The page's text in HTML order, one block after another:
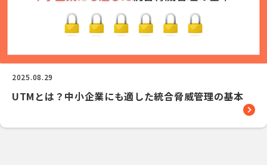
2025.08.29
UTMとは？中小企業にも適した統合脅威管理の基本